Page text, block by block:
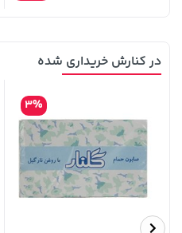
در کنارش خریداری شده
3%